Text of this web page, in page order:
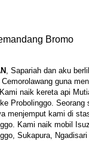
Bromo
, Sapariah dan aku
guna
naik kereta api
Probolinggo. Seorang
menjemput kami di
Kami naik mobil
Sukapura,